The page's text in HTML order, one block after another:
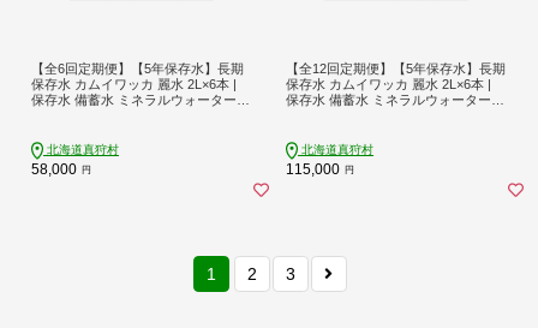
【全6回定期便】【5年保存水】長期
保存水 カムイワッカ 麗水 2L×6本 |
保存水 備蓄水 ミネラルウォーター
北海道 2リットル | 株式会社ジャパ
ン・ミネラル [BPAI013]
北海道真狩村
58,000 円
【全12回定期便】【5年保存水】長期
保存水 カムイワッカ 麗水 2L×6本 |
保存水 備蓄水 ミネラルウォーター
北海道 2リットル 12ヵ月 | 株式会社
ジャパン・ミネラル [BPAI014]
北海道真狩村
115,000 円
1 2 3